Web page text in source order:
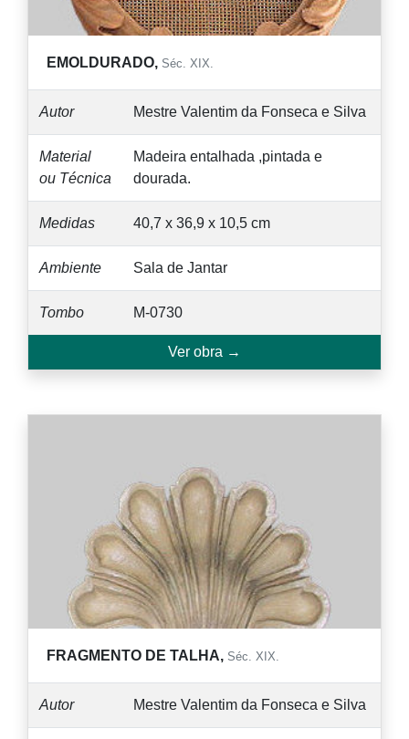
EMOLDURADO, Séc. XIX.
Autor Mestre Valentim da Fonseca e Silva
Material
ou Técnica
Madeira entalhada ,pintada e
dourada.
Medidas 40,7 x 36,9 x 10,5 cm
Ambiente Sala de Jantar
Tombo M-0730
Ver obra →
FRAGMENTO DE TALHA, Séc. XIX.
Autor Mestre Valentim da Fonseca e Silva